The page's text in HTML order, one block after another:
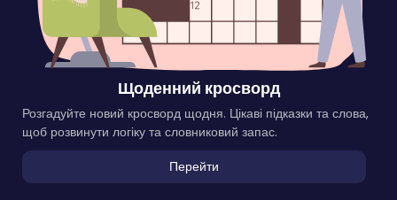
Щоденний кросворд
Розгадуйте новий кросворд щодня. Цікаві підказки та слова,
щоб розвинути логіку та словниковий запас.
Перейти